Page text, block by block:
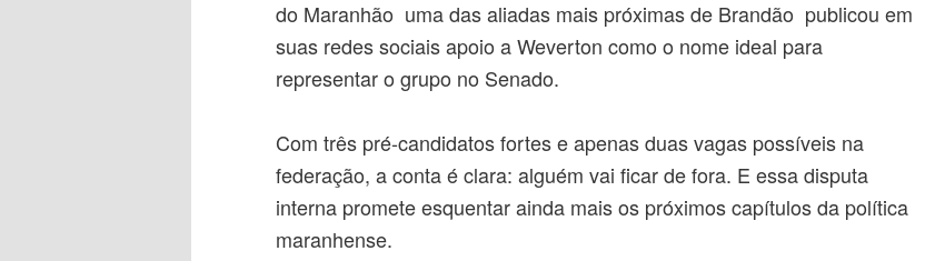
do Maranhão uma das aliadas mais próximas de Brandão publicou em
suas redes sociais apoio a Weverton como o nome ideal para
representar o grupo no Senado.
Com três pré-candidatos fortes e apenas duas vagas possíveis na
federação, a conta é clara: alguém vai ficar de fora. E essa disputa
interna promete esquentar ainda mais os próximos capítulos da política
maranhense.